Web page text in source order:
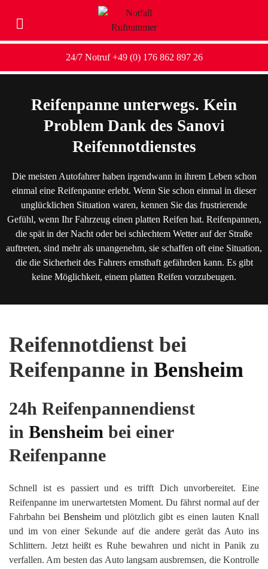
24/7 Notruf +49 (0) 176 862 897 26
Reifenpanne unterwegs. Kein
Problem Dank des Sanovi
Reifennotdienstes
Die meisten Autofahrer haben irgendwann in ihrem Leben schon
einmal eine Reifenpanne erlebt. Wenn Sie schon einmal in dieser
unglücklichen Situation waren, kennen Sie das frustrierende
Gefühl, wenn Ihr Fahrzeug einen platten Reifen hat. Reifenpannen,
die spät in der Nacht oder bei schlechtem Wetter auf der Straße
auftreten, sind mehr als unangenehm, sie schaffen oft eine Situation,
die die Sicherheit des Fahrers ernsthaft gefährden kann. Es gibt
keine Möglichkeit, einem platten Reifen vorzubeugen.
Reifennotdienst bei
Reifenpanne in Bensheim
24h Reifenpannendienst
in Bensheim bei einer
Reifenpanne
Schnell ist es passiert und es trifft Dich unvorbereitet. Eine
Reifenpanne im unerwartetsten Moment. Du fährst normal auf der
Fahrbahn bei Bensheim und plötzlich gibt es einen lauten Knall
und im von einer Sekunde auf die andere gerät das Auto ins
Schlittern. Jetzt heißt es Ruhe bewahren und nicht in Panik zu
verfallen. Am besten das Auto langsam ausbremsen, die Kontrolle